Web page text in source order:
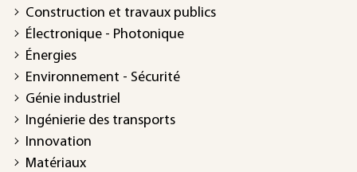
Construction et travaux publics
Électronique - Photonique
Énergies
Environnement - Sécurité
Génie industriel
Ingénierie des transports
Innovation
Matériaux